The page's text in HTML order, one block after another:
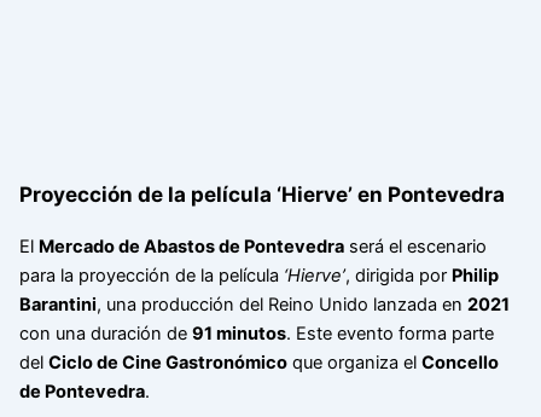
Proyección de la película ‘Hierve’ en Pontevedra
El Mercado de Abastos de Pontevedraserá el escenario
para la proyección de la película ‘Hierve’, dirigida por Philip
Barantini, una producción del Reino Unido lanzada en 2021
con una duración de 91 minutos. Este evento forma parte
del Ciclo de Cine Gastronómicoque organiza el Concello
de Pontevedra.